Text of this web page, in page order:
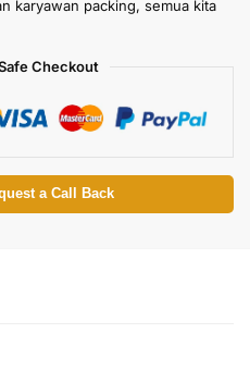
karyawan packing, semua kita
Checkout
a Call Back